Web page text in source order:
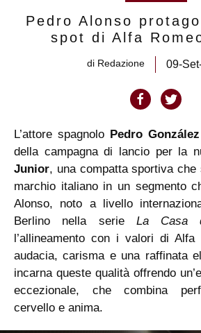
Pedro Alonso
spot di Alfa
di Redazione 09-
L’attore spagnolo Pedro
della campagna di lancio per la
Junior, una compatta sportiva che
marchio italiano in un segmento
Alonso, noto a livello
Berlino nella serie La Casa
l’allineamento con i valori di Alfa
audacia, carisma e una raffinata
incarna queste qualità offrendo
eccezionale, che combina
cervello e anima.